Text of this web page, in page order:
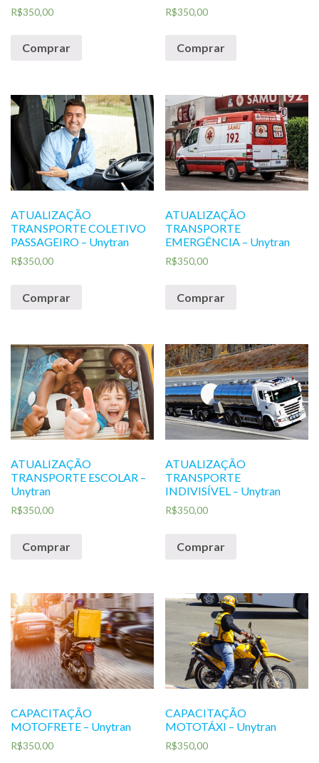
R$350,00
Comprar
R$350,00
Comprar
ATUALIZAÇÃO
TRANSPORTE COLETIVO
PASSAGEIRO – Unytran
R$350,00
Comprar
ATUALIZAÇÃO
TRANSPORTE
EMERGÊNCIA – Unytran
R$350,00
Comprar
ATUALIZAÇÃO
TRANSPORTE ESCOLAR –
Unytran
R$350,00
Comprar
ATUALIZAÇÃO
TRANSPORTE
INDIVISÍVEL – Unytran
R$350,00
Comprar
CAPACITAÇÃO
MOTOFRETE – Unytran
R$350,00
CAPACITAÇÃO
MOTOTÁXI – Unytran
R$350,00